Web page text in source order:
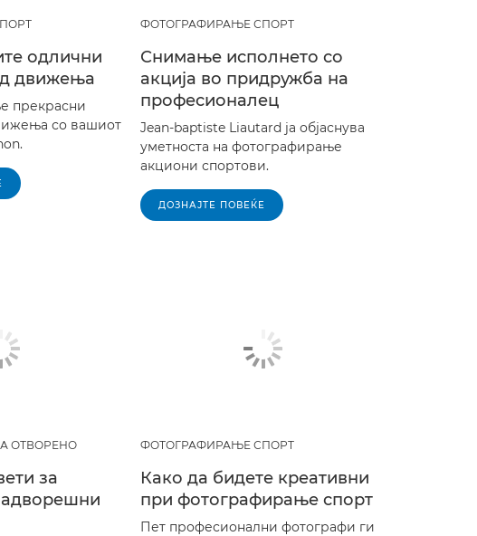
одлични
движења
прекрасни
со вашиот
ФОТОГРАФИРАЊЕ СПОРТ
Снимање исполнето со
акција во придружба на
професионалец
Jean-baptiste Liautard ја објаснува
уметноста на фотографирање
акциони спортови.
ДОЗНАЈТЕ ПОВЕЌЕ
ОТВОРЕНО
за
ФОТОГРАФИРАЊЕ СПОРТ
Како да бидете креативни
при фотографирање спорт
Пет професионални фотографи ги